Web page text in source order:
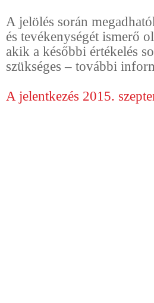
A jelölés során
és tevékenységét ismerő
akik a későbbi értékelés
szükséges – további
A jelentkezés 2015.